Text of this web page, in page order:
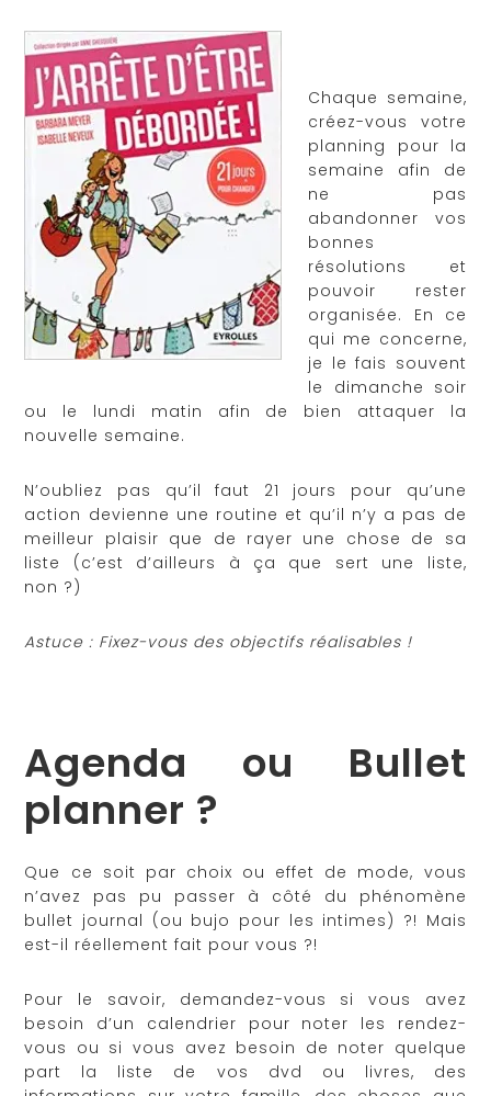
Chaque semaine,
créez-vous votre
planning pour la
semaine afin de
ne pas
abandonner vos
bonnes
résolutions et
pouvoir rester
organisée. En ce
qui me concerne,
je le fais souvent
le dimanche soir
ou le lundi matin afin de bien attaquer la
nouvelle semaine.
N’oubliez pas qu’il faut 21 jours pour qu’une
action devienne une routine et qu’il n’y a pas de
meilleur plaisir que de rayer une chose de sa
liste (c’est d’ailleurs à ça que sert une liste,
non ?)
Astuce : Fixez-vous des objectifs réalisables !
Agenda ou Bullet
planner ?
Que ce soit par choix ou effet de mode, vous
n’avez pas pu passer à côté du phénomène
bullet journal (ou bujo pour les intimes) ?! Mais
est-il réellement fait pour vous ?!
Pour le savoir, demandez-vous si vous avez
besoin d’un calendrier pour noter les rendez-
vous ou si vous avez besoin de noter quelque
part la liste de vos dvd ou livres, des